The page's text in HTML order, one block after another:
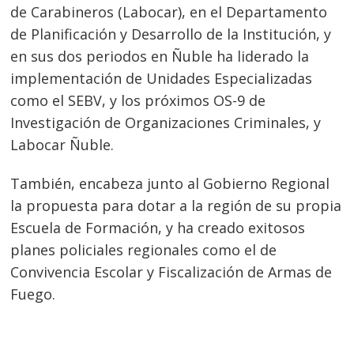
de Carabineros (Labocar), en el Departamento
de Planificación y Desarrollo de la Institución, y
en sus dos periodos en Ñuble ha liderado la
implementación de Unidades Especializadas
como el SEBV, y los próximos OS-9 de
Investigación de Organizaciones Criminales, y
Labocar Ñuble.
También, encabeza junto al Gobierno Regional
la propuesta para dotar a la región de su propia
Escuela de Formación, y ha creado exitosos
planes policiales regionales como el de
Convivencia Escolar y Fiscalización de Armas de
Fuego.
Navegación
de
entradas